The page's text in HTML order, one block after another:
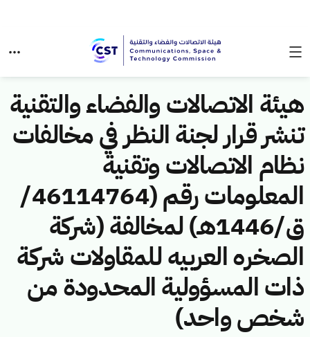
هيئة الاتصالات والفضاء والتقنية
تنشر قرار لجنة النظر في مخالفات
نظام الاتصالات وتقنية
المعلومات رقم (46114764/
ق/1446هـ) لمخالفة (شركة
الصخره العربيه للمقاولات شركة
ذات المسؤولية المحدودة من
شخص واحد)